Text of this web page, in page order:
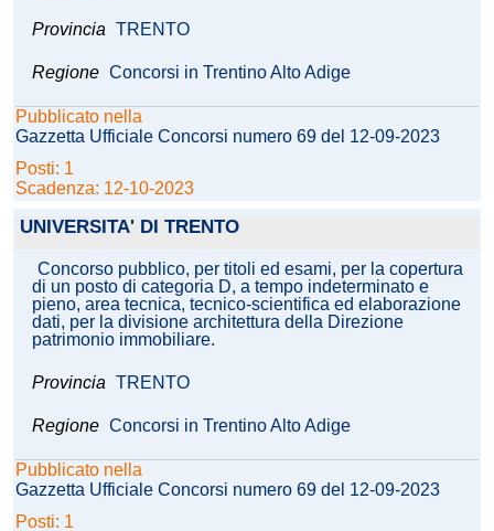
Provincia TRENTO
Regione Concorsi in Trentino Alto Adige
Pubblicato nella
Gazzetta Ufficiale Concorsi numero 69 del 12-09-2023
Posti: 1
Scadenza: 12-10-2023
UNIVERSITA' DI TRENTO
Concorso pubblico, per titoli ed esami, per la copertura
di un posto di categoria D, a tempo indeterminato e
pieno, area tecnica, tecnico-scientifica ed elaborazione
dati, per la divisione architettura della Direzione
patrimonio immobiliare.
Provincia TRENTO
Regione Concorsi in Trentino Alto Adige
Pubblicato nella
Gazzetta Ufficiale Concorsi numero 69 del 12-09-2023
Posti: 1